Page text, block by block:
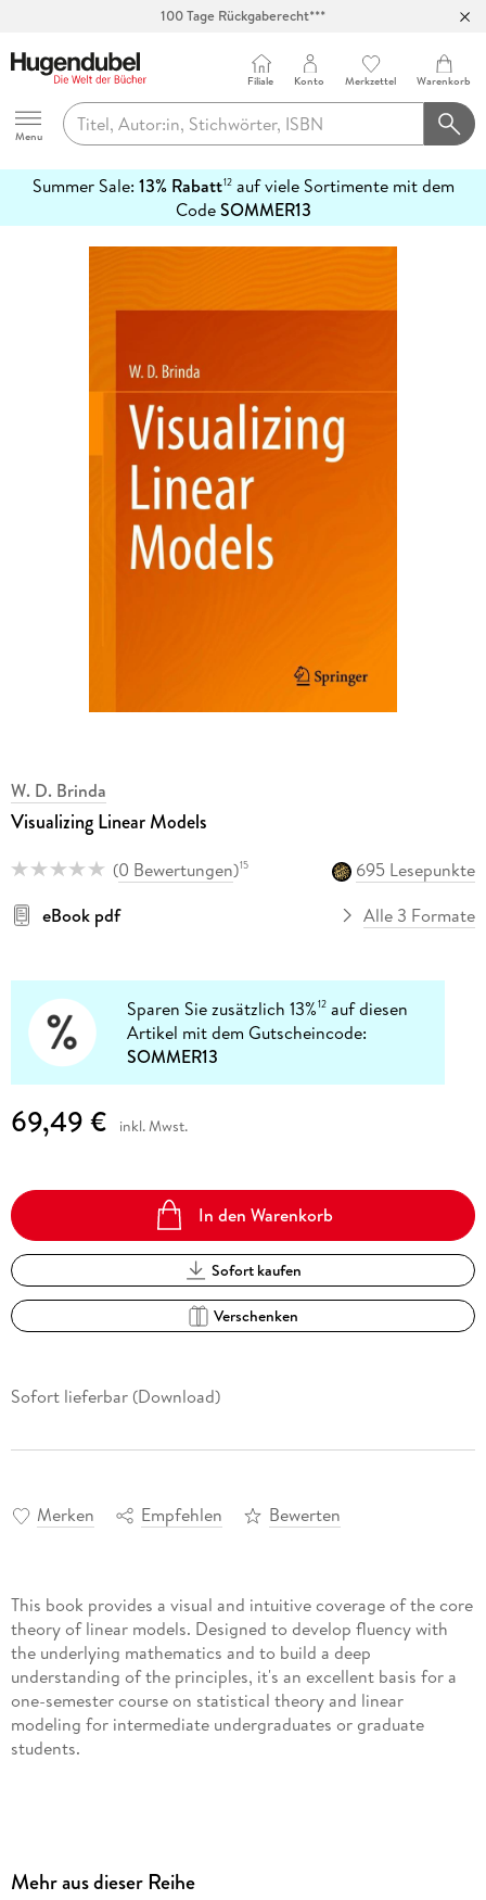
100 Tage Rückgaberecht***
Hugendubel
Menu
Filiale Konto Merkzettel Warenkorb
Summer Sale: 13% Rabatt12auf viele Sortimente mit dem
CodeSOMMER13
erfahren
W. D. Brinda
Visualizing Linear Models
(0 Bewertungen)15
695 Lesepunkte
eBook pdf
Alle 3 Formate
Sparen Sie zusätzlich 13%12 auf diesen
Artikel mit dem Gutscheincode:
SOMMER13
69,49 € inkl. Mwst.
In den Warenkorb
Sofort kaufen
Verschenken
Sofort lieferbar (Download)
Merken Empfehlen Bewerten
This book provides a visual and intuitive coverage of the core
theory of linear models. Designed to develop fluency with
the underlying mathematics and to build a deep
understanding of the principles, it's an excellent basis for a
one-semester course on statistical theory and linear
modeling for intermediate undergraduates or graduate
Mehr aus dieser Reihe